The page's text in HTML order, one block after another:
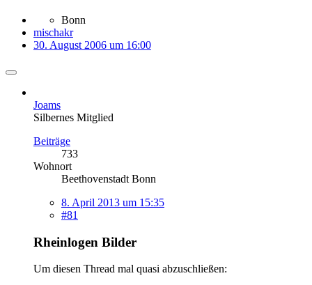
Bonn
mischakr
30. August 2006 um 16:00
Joams
Silbernes Mitglied
Beiträge
733
Wohnort
Beethovenstadt Bonn
8. April 2013 um 15:35
#81
Rheinlogen Bilder
Um diesen Thread mal quasi abzuschließen: